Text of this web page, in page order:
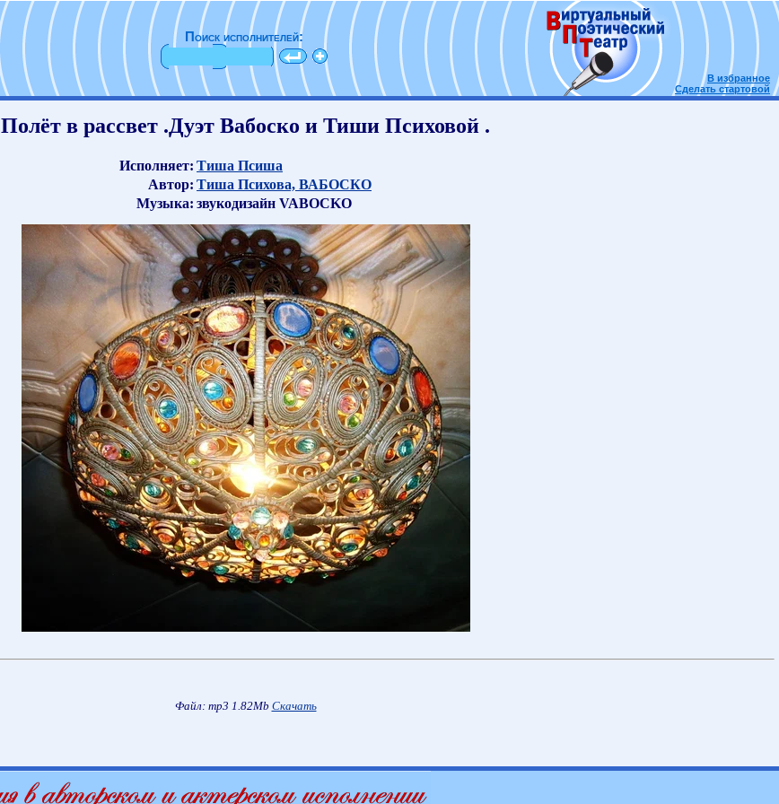
Поиск исполнителей:
В избранное
Сделать стартовой
Полёт в рассвет .Дуэт Вабоско и Тиши Психовой .
Исполняет: Тиша Псиша
Автор: Тиша Психова, ВАБОСКО
Музыка: звукодизайн VABOCKO
Файл: mp3 1.82Mb Скачать